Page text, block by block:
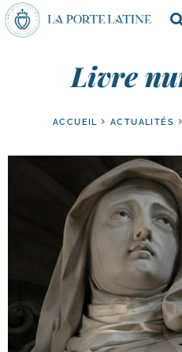
Livre
ACCUEIL ACTUALITÉS